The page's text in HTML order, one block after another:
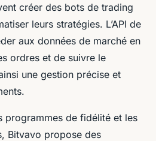
créer des bots de trading
leurs stratégies. L’API de
aux données de marché en
ordres et de suivre le
une gestion précise et
programmes de fidélité et les
Bitvavo propose des